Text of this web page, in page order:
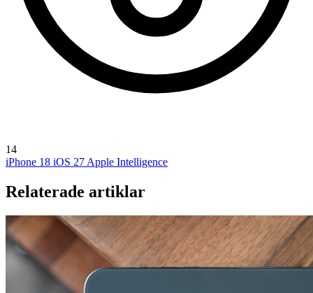
14
iPhone 18 iOS 27 Apple Intelligence
Relaterade artiklar